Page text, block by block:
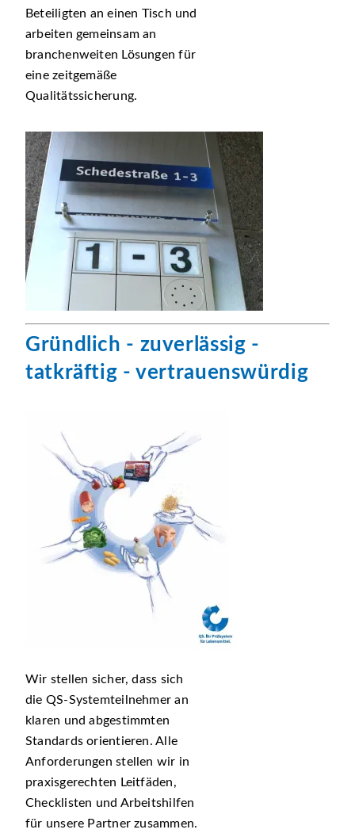
Beteiligten an einen Tisch und
arbeiten gemeinsam an
branchenweiten Lösungen für
eine zeitgemäße
Qualitätssicherung.
Gründlich - zuverlässig -
tatkräftig - vertrauenswürdig
Wir stellen sicher, dass sich
die QS-Systemteilnehmer an
klaren und abgestimmten
Standards orientieren. Alle
Anforderungen stellen wir in
praxisgerechten Leitfäden,
Checklisten und Arbeitshilfen
für unsere Partner zusammen.